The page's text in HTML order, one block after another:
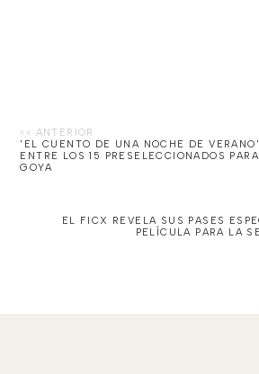
'EL CUENTO DE UNA NOCHE DE
ENTRE LOS 15 PRESELECCIONADOS
GOYA
EL FICX REVELA SUS PASES
PELÍCULA PARA LA